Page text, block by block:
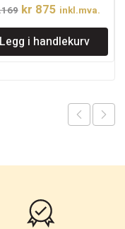
Opprinnelig
pris
var:
kr 1.169.
kr 875Nåværende
pris
er:
kr 875.
inkl.mva.
Legg i handlekurv